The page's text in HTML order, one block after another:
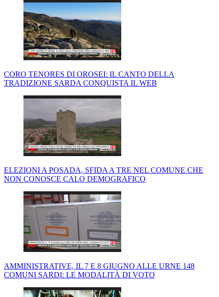
CORO TENORES DI OROSEI: IL CANTO DELLA
TRADIZIONE SARDA CONQUISTA IL WEB
ELEZIONI A POSADA, SFIDA A TRE NEL COMUNE CHE
NON CONOSCE CALO DEMOGRAFICO
AMMINISTRATIVE, IL 7 E 8 GIUGNO ALLE URNE 148
COMUNI SARDI: LE MODALITÀ DI VOTO